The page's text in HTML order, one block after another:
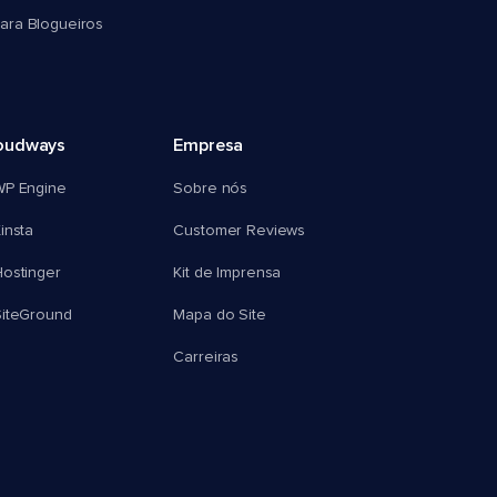
Blogueiros
Engine
Empresa
Sobre nós
Customer Reviews
Kit de Imprensa
Mapa do Site
Carreiras